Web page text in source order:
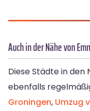
Auch in der Nähe von
Diese Städte in den
ebenfalls
Groningen, Umzug